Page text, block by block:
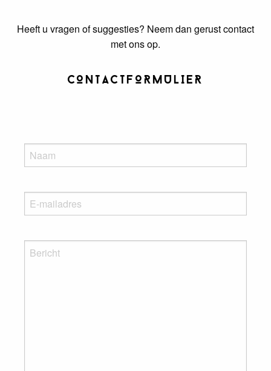
Heeft u vragen of suggesties? Neem dan gerust contact
met ons op.
CONTACTFORMULIER